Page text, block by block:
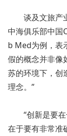
谈及文旅产业
中海俱乐部中国
b Med为例，表
假的概念并非像
苏的环境下，创
理念。”
“创新是要在
在于要有非常准